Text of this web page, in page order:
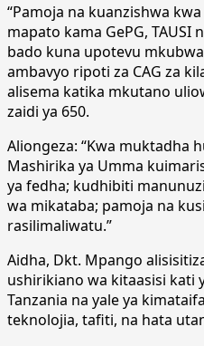
“Pamoja na kuanzishwa
mapato kama GePG, TAUSI
bado kuna upotevu
ambavyo ripoti za CAG za
alisema katika mkutano
zaidi ya 650.
Aliongeza: “Kwa muktadha
Mashirika ya Umma
ya fedha; kudhibiti
wa mikataba; pamoja na
rasilimaliwatu.”
Aidha, Dkt. Mpango
ushirikiano wa kitaasisi kati
Tanzania na yale ya
teknolojia, tafiti, na hata